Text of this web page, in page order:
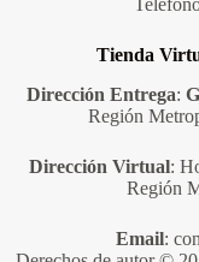
Tienda
Dirección Entrega:
Región
Dirección Virtual:
Región
Email: